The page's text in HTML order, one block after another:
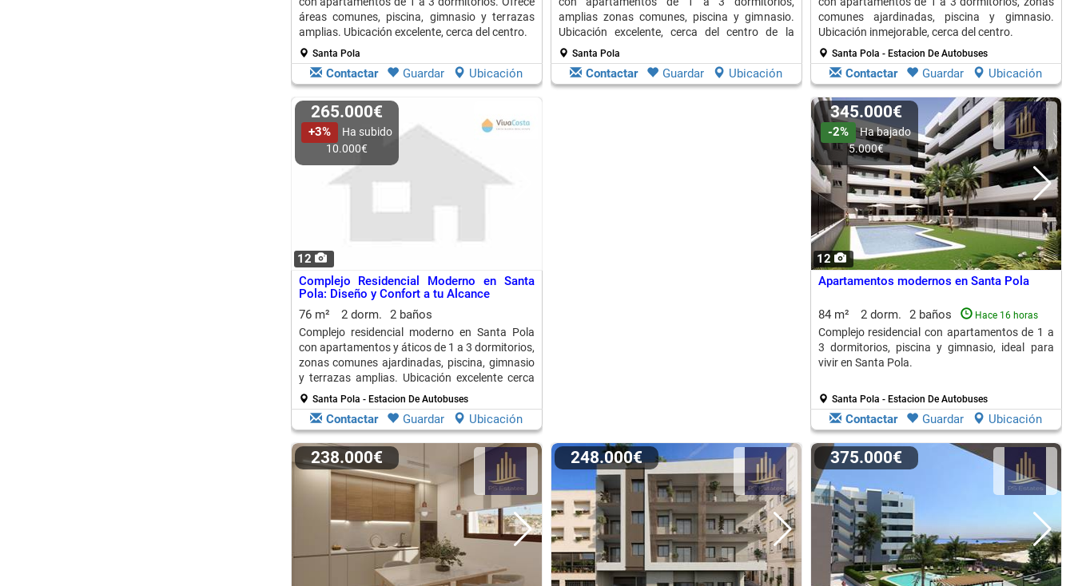
áreas comunes, piscina, gimnasio y terrazas
amplias. Ubicación excelente, cerca del centro.
Santa Pola
Contactar Guardar Ubicación
amplias zonas comunes, piscina y gimnasio.
Ubicación excelente, cerca del centro de la
ciudad.
Santa Pola
Contactar Guardar Ubicación
comunes ajardinadas, piscina y gimnasio.
Ubicación inmejorable, cerca del centro.
Santa Pola - Estacion De Autobuses
Contactar Guardar Ubicación
12
265.000€
+3%
Ha subido
10.000€
Complejo Residencial Moderno en Santa
Pola: Diseño y Confort a tu Alcance
76 m²
2 dorm. 2 baños
Complejo residencial moderno en Santa Pola
con apartamentos y áticos de 1 a 3 dormitorios,
zonas comunes ajardinadas, piscina, gimnasio
y terrazas amplias. Ubicación excelente cerca
del centro.
Santa Pola - Estacion De Autobuses
Contactar Guardar Ubicación
12
345.000€
-2%
Ha bajado
5.000€
Apartamentos modernos en Santa Pola
84 m² 2 dorm. 2 baños Hace 16 horas
Complejo residencial con apartamentos de 1 a
3 dormitorios, piscina y gimnasio, ideal para
vivir en Santa Pola.
Santa Pola - Estacion De Autobuses
Contactar Guardar Ubicación
238.000€ 248.000€ 375.000€